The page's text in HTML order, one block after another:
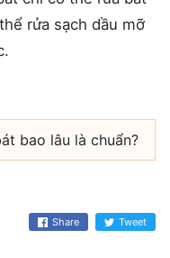
rửa sạch dầu mỡ
bao lâu là chuẩn?
Share Tweet